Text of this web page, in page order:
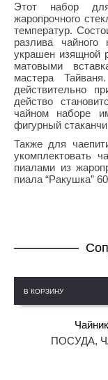
Этот набор
жаропрочного
температур.
разлива
украшен изящной
матовыми
мастера
действительно
действо
чайном наборе
фигурный
Также для
укомплектовать
пиалами из
пиала “Ракушка”
В КОРЗИНУ
ПОСУДА,